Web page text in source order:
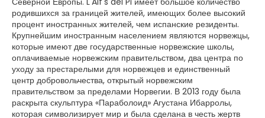
родившихся за границей жителей, имеющих более высокий
процент иностранных жителей, чем испанские резиденты.
Крупнейшим иностранным населением являются норвежцы,
которые имеют две государственные норвежские школы,
оплачиваемые норвежским правительством, два центра по
уходу за престарелыми для норвежцев и единственный
центр добровольчества, открытый норвежским
правительством за пределами Норвегии. В 2013 году была
раскрыта скульптура «Параболоид» Агустана Ибарролы,
которая символизирует мир и была сделана в честь жертв